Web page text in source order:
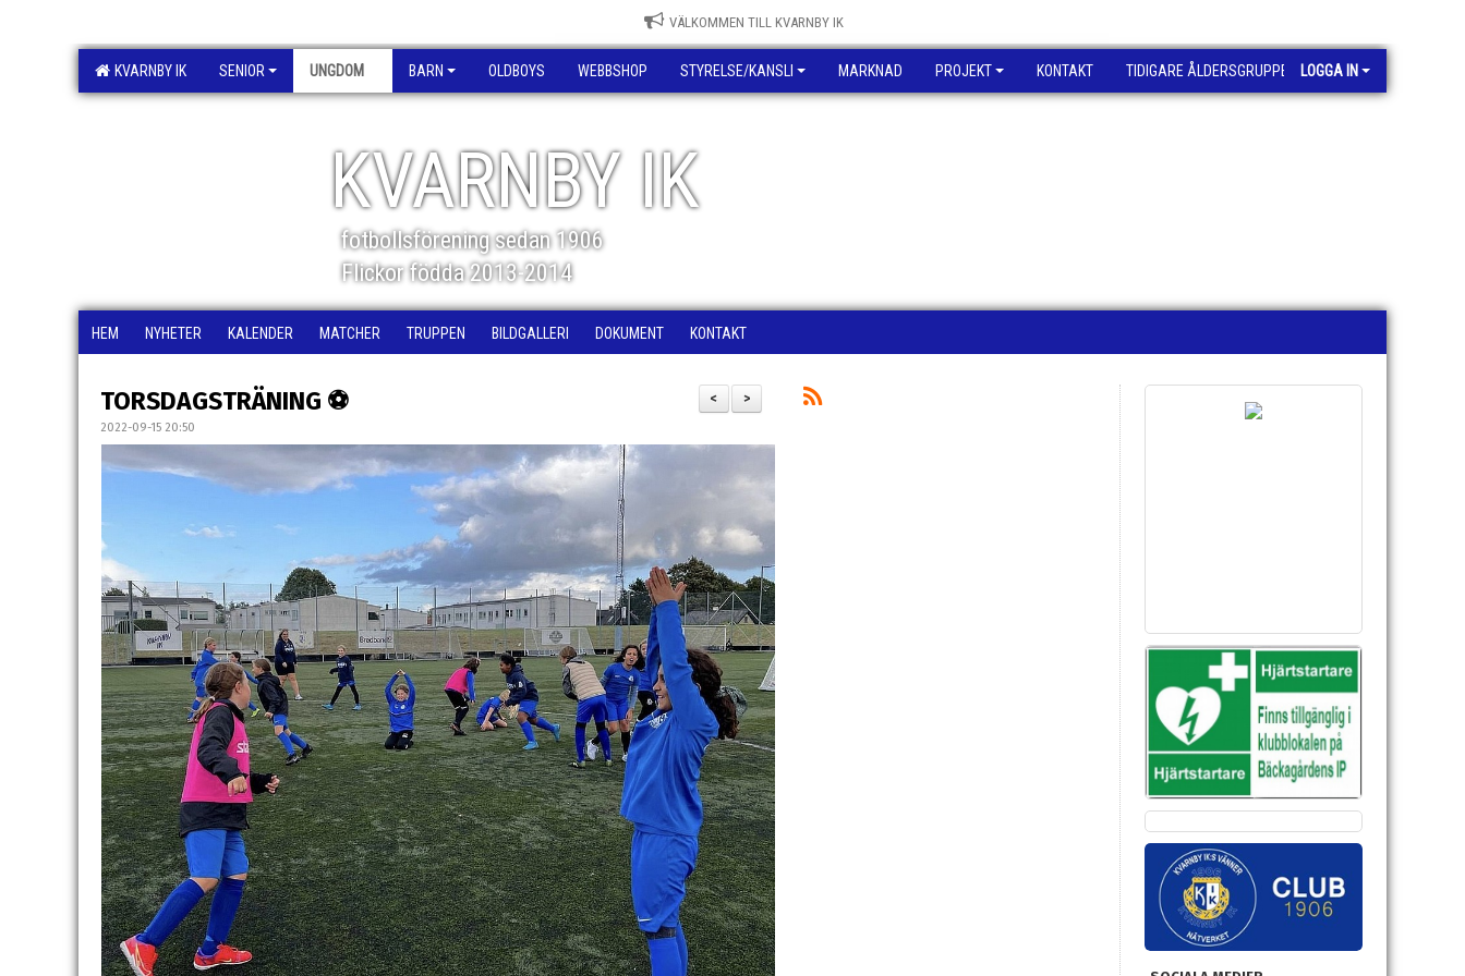
VÄLKOMMEN TILL KVARNBY IK
KVARNBY IK SENIOR UNGDOM BARN OLDBOYS WEBBSHOP STYRELSE/KANSLI MARKNAD PROJEKT KONTAKT TIDIGARE ÅLDERSGRUPPER LOGGA IN
KVARNBY IK
fotbollsförening sedan 1906
Flickor födda 2013-2014
HEM NYHETER KALENDER MATCHER TRUPPEN BILDGALLERI DOKUMENT KONTAKT
>
<
TORSDAGSTRÄNING ⚽️
2022-09-15 20:50